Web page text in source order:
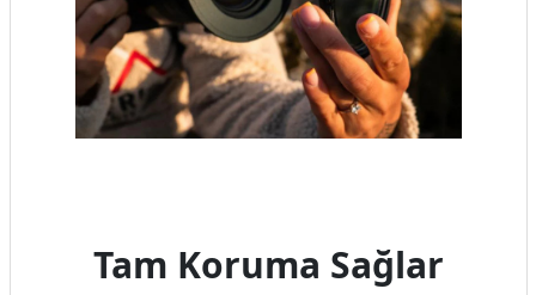
Tam Koruma Sağlar